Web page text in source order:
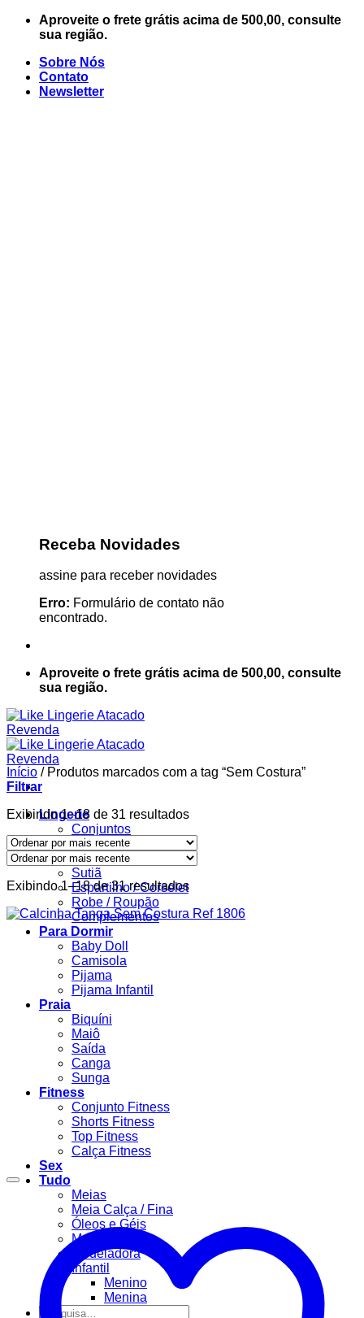
Skip
Aproveite o frete grátis acima de 500,00, consulte
sua região.
Sobre Nós
Contato
Newsletter
Receba Novidades
assine para receber novidades
Erro: Formulário de contato não
encontrado.
Aproveite o frete grátis acima de 500,00, consulte
sua região.
Lingerie
Conjuntos
Body
Calcinha
Sutiã
Espartilho / Corselet
Robe / Roupão
Complementos
Para Dormir
Baby Doll
Camisola
Pijama
Pijama Infantil
Praia
Biquíni
Maiô
Saída
Canga
Sunga
Fitness
Conjunto Fitness
Shorts Fitness
Top Fitness
Calça Fitness
Sex
Tudo
Meias
Meia Calça / Fina
Óleos e Géis
Masculino
Modeladora
Infantil
Menino
Menina
Pesquisar
Início /Produtos marcados com a tag “Sem Costura”
Filtrar
Exibindo 1–18 de 31 resultadosClassificado
mais
recente
Exibindo 1–18 de 31 resultadosClassificado
mais